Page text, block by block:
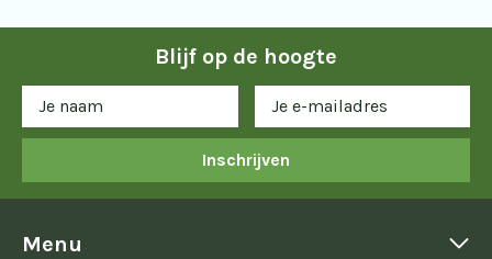
Blijf op de hoogte
Inschrijven
Menu